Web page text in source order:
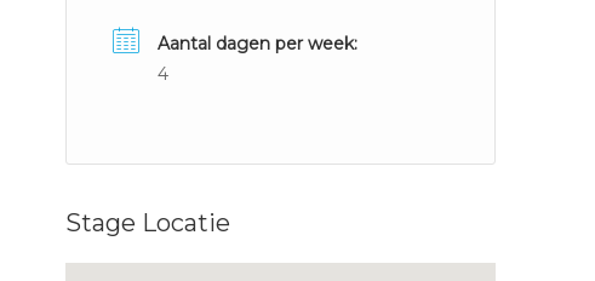
Aantal dagen per week:
4
Stage Locatie